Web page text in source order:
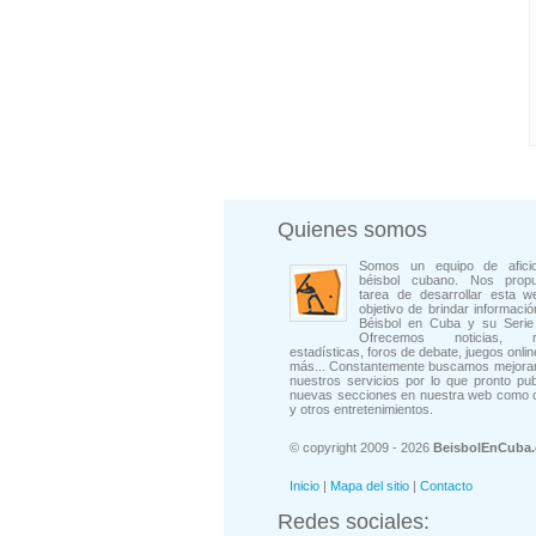
Quienes somos
Somos un equipo de
béisbol cubano. Nos
tarea de desarrollar esta
objetivo de brindar
Béisbol en Cuba y su Serie
Ofrecemos noticias,
estadísticas, foros de debate, juegos
más... Constantemente buscamos
nuestros servicios por lo que pronto
nuevas secciones en nuestra web como
y otros entretenimientos.
© copyright 2009 - 2026
Inicio | Mapa del sitio | Contacto
Redes sociales: